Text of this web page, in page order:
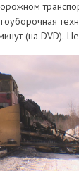
(на DVD).